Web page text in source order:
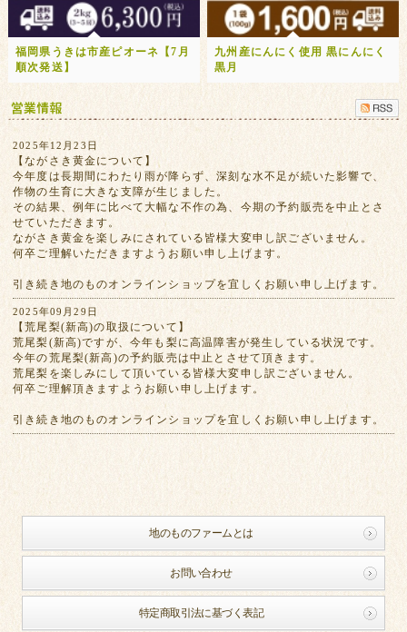
福岡県うきは市産ピオーネ【7月
順次発送】
九州産にんにく使用 黒にんにく
黒月
2025年12月23日
【ながさき黄金について】
今年度は長期間にわたり雨が降らず、深刻な水不足が続いた影響で、
作物の生育に大きな支障が生じました。
その結果、例年に比べて大幅な不作の為、今期の予約販売を中止とさ
せていただきます。
ながさき黄金を楽しみにされている皆様大変申し訳ございません。
何卒ご理解いただきますようお願い申し上げます。
引き続き地のものオンラインショップを宜しくお願い申し上げます。
2025年09月29日
【荒尾梨(新高)の取扱について】
荒尾梨(新高)ですが、今年も梨に高温障害が発生している状況です。
今年の荒尾梨(新高)の予約販売は中止とさせて頂きます。
荒尾梨を楽しみにして頂いている皆様大変申し訳ございません。
何卒ご理解頂きますようお願い申し上げます。
引き続き地のものオンラインショップを宜しくお願い申し上げます。
地のものファームとは
お問い合わせ
特定商取引法に基づく表記